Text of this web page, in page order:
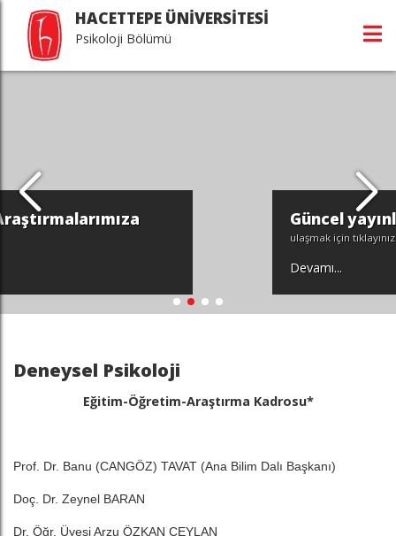
HACETTEPE ÜNİVERSİTESİ
Psikoloji Bölümü
Güncel yayınlarımıza
Deneysel Psikoloji
Eğitim-Öğretim-Araştırma Kadrosu*
Prof. Dr. Banu (CANGÖZ) TAVAT (Ana Bilim Dalı Başkanı)
Doç. Dr. Zeynel BARAN
Dr. Öğr. Üyesi Arzu ÖZKAN CEYLAN